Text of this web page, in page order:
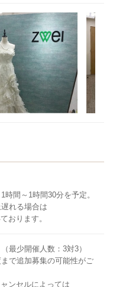
時間～1時間30分を予定。
れる場合は
おります。
最少開催人数：3対3）
で追加募集の可能性がご
ンセルによっては